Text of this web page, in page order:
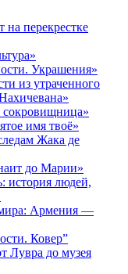
перекрестке
Украшения»
из утраченного
сокровищница»
имя твоё»
Жака де
до Марии»
история людей,
мира: Армения —
Ковер”
Лувра до музея